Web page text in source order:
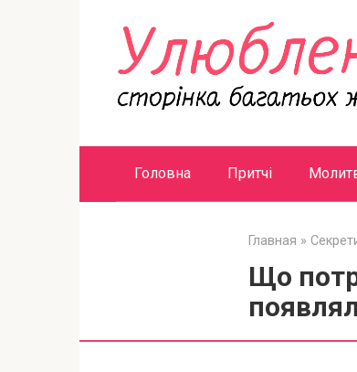
Головна Притчі
Главная »
Що